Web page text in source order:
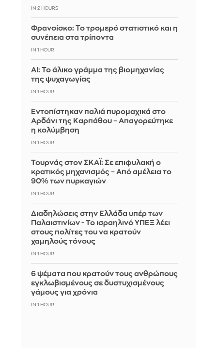
IN 2 HOURS
Φρανσίσκο: Το τρομερό στατιστικό και η
συνέπεια στα τρίποντα
IN 1 HOUR
AI: Το άλικο γράμμα της βιομηχανίας
της ψυχαγωγίας
IN 1 HOUR
Εντοπίστηκαν παλιά πυρομαχικά στο
Αρδάνι της Καρπάθου – Απαγορεύτηκε
η κολύμβηση
IN 1 HOUR
Τουρνάς στον ΣΚΑΪ: Σε επιφυλακή ο
κρατικός μηχανισμός – Από αμέλεια το
90% των πυρκαγιών
IN 1 HOUR
Διαδηλώσεις στην Ελλάδα υπέρ των
Παλαιστινίων - Το ισραηλινό ΥΠΕΞ λέει
στους πολίτες του να κρατούν
χαμηλούς τόνους
IN 1 HOUR
6 ψέματα που κρατούν τους ανθρώπους
εγκλωβισμένους σε δυστυχισμένους
γάμους για χρόνια
IN 1 HOUR